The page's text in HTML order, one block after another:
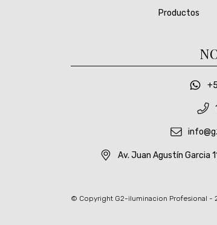
Productos
Av. Juan Agustín Garcia
© Copyright G2-iluminacion Profesional -